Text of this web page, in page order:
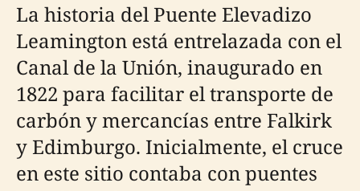
La historia del Puente Elevadizo
Leamington está entrelazada con el
Canal de la Unión, inaugurado en
1822 para facilitar el transporte de
carbón y mercancías entre Falkirk
y Edimburgo. Inicialmente, el cruce
en este sitio contaba con puentes